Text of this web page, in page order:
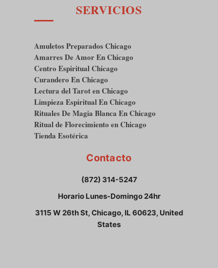
SERVICIOS
Amuletos Preparados Chicago
Amarres De Amor En Chicago
Centro Espiritual Chicago
Curandero En Chicago
Lectura del Tarot en Chicago
Limpieza Espiritual En Chicago
Rituales De Magia Blanca En Chicago
Ritual de Florecimiento en Chicago
Tienda Esotérica
Contacto
(872) 314-5247
Horario Lunes-Domingo 24hr
3115 W 26th St, Chicago, IL 60623, United
States